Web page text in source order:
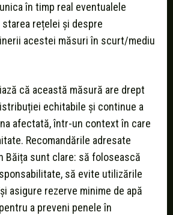
în timp real eventualele
rețelei și despre
acestei măsuri în scurt/mediu
că această măsură are drept
echitabile și continue a
afectată, într-un context în care
Recomandările adresate
Băița sunt clare: să folosească
să evite utilizările
asigure rezerve minime de apă
a preveni penele în